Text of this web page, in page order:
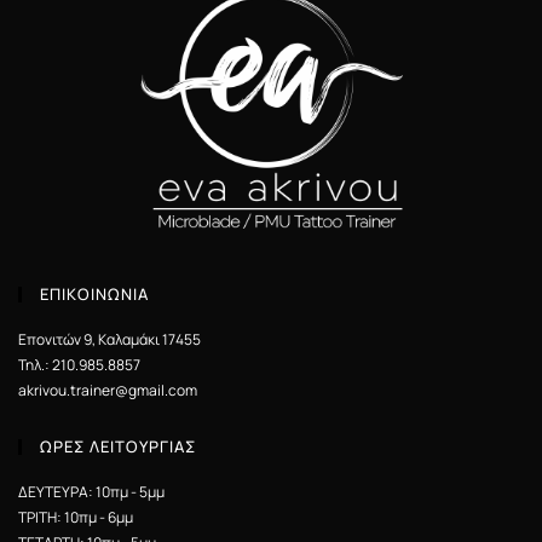
ΕΠΙΚΟΙΝΩΝΙΑ
Επονιτών 9, Καλαμάκι 17455
Τηλ.: 210.985.8857
akrivou.trainer@gmail.com
ΩΡΕΣ ΛΕΙΤΟΥΡΓΙΑΣ
ΔΕΥΤΕΥΡΑ: 10πμ - 5μμ
ΤΡΙΤΗ: 10πμ - 6μμ